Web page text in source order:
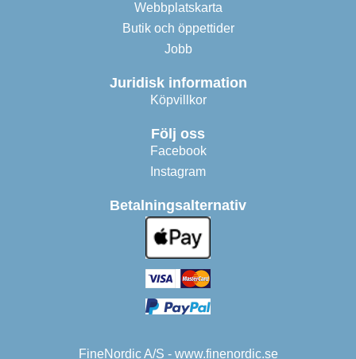
Webbplatskarta
Butik och öppettider
Jobb
Juridisk information
Köpvillkor
Följ oss
Facebook
Instagram
Betalningsalternativ
FineNordic A/S - www.finenordic.se